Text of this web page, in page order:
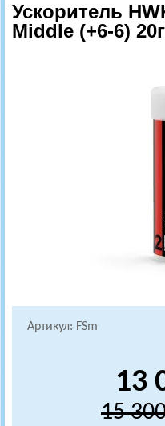
Ускоритель
Middle (+6-6) 20г
Артикул: FSm
13
15